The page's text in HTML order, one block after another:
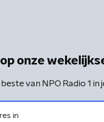
onze
van NPO Radio 1 in